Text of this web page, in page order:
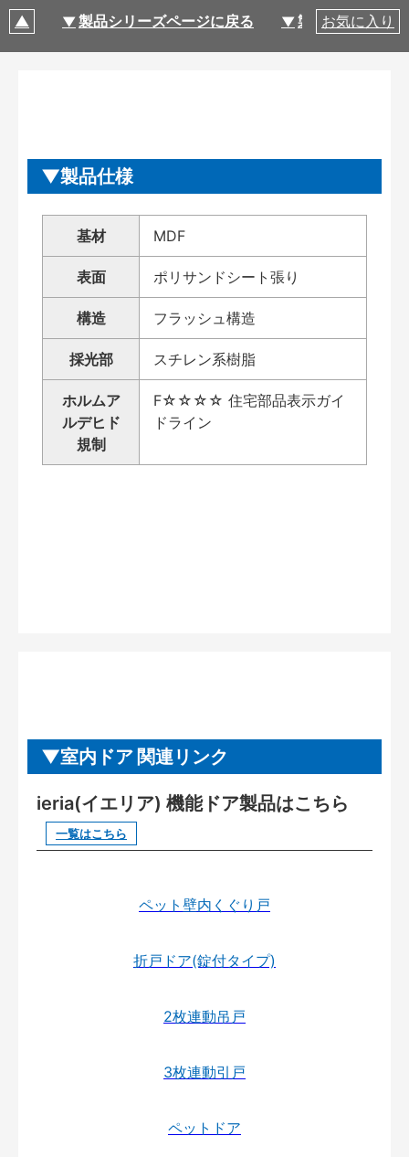
製品シリーズページに戻る 製品仕様
お気に入り
製品仕様
基材 MDF
表面 ポリサンドシート張り
構造 フラッシュ構造
採光部 スチレン系樹脂
ホルムア
ルデヒド
規制
F☆☆☆☆ 住宅部品表示ガイ
ドライン
室内ドア 関連リンク
ieria(イエリア) 機能ドア製品はこちら
一覧はこちら
ペット壁内くぐり戸
折戸ドア(錠付タイプ)
2枚連動吊戸
3枚連動引戸
ペットドア